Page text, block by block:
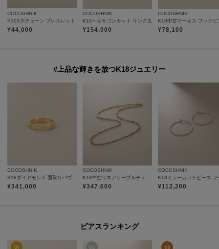
COCOSHNIK
K10X大チェーン ブレスレット
¥44,000
COCOSHNIK
K10ヘキサゴンカット リング太
¥154,000
COCOSHNIK
K18中空マーキス フックピ
¥78,100
#上品な輝きを放つK18ジュエリー
COCOSHNIK
¥341,000
COCOSHNIK
¥347,600
COCOSHNIK
¥112,200
ピアスランキング